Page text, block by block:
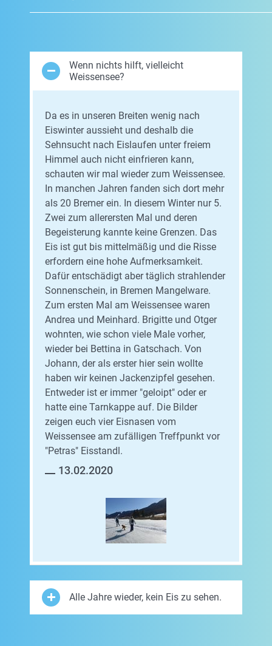
Wenn nichts hilft, vielleicht
Weissensee?
Da es in unseren Breiten wenig nach
Eiswinter aussieht und deshalb die
Sehnsucht nach Eislaufen unter freiem
Himmel auch nicht einfrieren kann,
schauten wir mal wieder zum Weissensee.
In manchen Jahren fanden sich dort mehr
als 20 Bremer ein. In diesem Winter nur 5.
Zwei zum allerersten Mal und deren
Begeisterung kannte keine Grenzen. Das
Eis ist gut bis mittelmäßig und die Risse
erfordern eine hohe Aufmerksamkeit.
Dafür entschädigt aber täglich strahlender
Sonnenschein, in Bremen Mangelware.
Zum ersten Mal am Weissensee waren
Andrea und Meinhard. Brigitte und Otger
wohnten, wie schon viele Male vorher,
wieder bei Bettina in Gatschach. Von
Johann, der als erster hier sein wollte
haben wir keinen Jackenzipfel gesehen.
Entweder ist er immer "geloipt" oder er
hatte eine Tarnkappe auf. Die Bilder
zeigen euch vier Eisnasen vom
Weissensee am zufälligen Treffpunkt vor
"Petras" Eisstandl.
13.02.2020
Alle Jahre wieder, kein Eis zu sehen.